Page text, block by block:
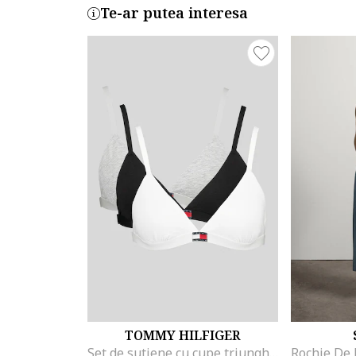
Te-ar putea interesa
TOMMY HILFIGER